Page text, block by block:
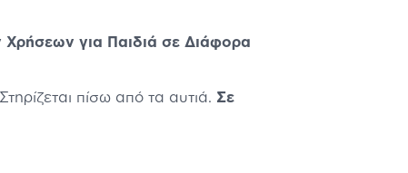
για Παιδιά σε Διάφορα
πίσω από τα αυτιά. Σε